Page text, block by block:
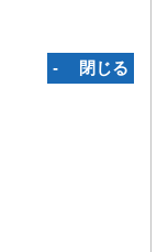
‐ 閉じる